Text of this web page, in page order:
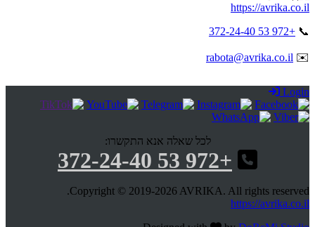
https://avrika.co.il
📞
+972 53 372-24-40
✉️
rabota@avrika.co.il
Login
לכל שאלה אנא התקשרו:
+972 53 372-24-40
Copyright © 2019-2026 AVRIKA. All rights reserved.
https://avrika.co.il